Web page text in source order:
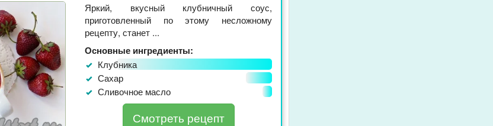
Яркий, вкусный клубничный соус,
приготовленный по этому несложному
рецепту, станет ...
Основные ингредиенты:
Клубника
Сахар
Сливочное масло
Смотреть рецепт